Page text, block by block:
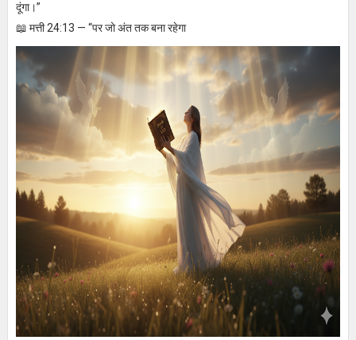
दूंगा।”
📖 मत्ती 24:13 — “पर जो अंत तक बना रहेगा